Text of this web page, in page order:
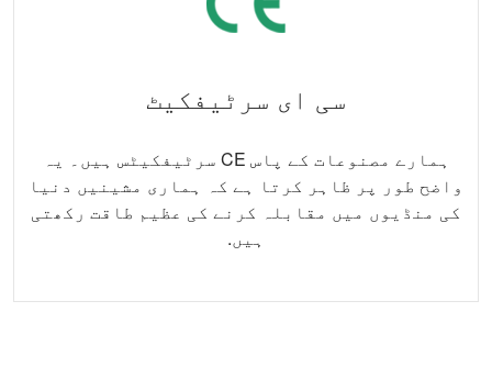
سی ای سرٹیفکیٹ
ہمارے مصنوعات کے پاس CE سرٹیفکیٹس ہیں۔ یہ
واضح طور پر ظاہر کرتا ہے کہ ہماری مشینیں دنیا
کی منڈیوں میں مقابلہ کرنے کی عظیم طاقت رکھتی
ہیں.